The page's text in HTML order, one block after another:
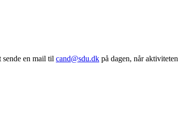
en mail til cand@sdu.dk på dagen, når aktiviteten